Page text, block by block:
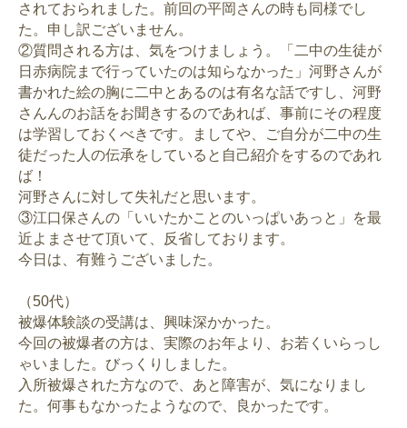
されておられました。前回の平岡さんの時も同様でし
た。申し訳ございません。
②質問される方は、気をつけましょう。「二中の生徒が
日赤病院まで行っていたのは知らなかった」河野さんが
書かれた絵の胸に二中とあるのは有名な話ですし、河野
さんんのお話をお聞きするのであれば、事前にその程度
は学習しておくべきです。ましてや、ご自分が二中の生
徒だった人の伝承をしていると自己紹介をするのであれ
ば！
河野さんに対して失礼だと思います。
③江口保さんの「いいたかことのいっぱいあっと」を最
近よまさせて頂いて、反省しております。
今日は、有難うございました。
（50代）
被爆体験談の受講は、興味深かかった。
今回の被爆者の方は、実際のお年より、お若くいらっし
ゃいました。びっくりしました。
入所被爆された方なので、あと障害が、気になりまし
た。何事もなかったようなので、良かったです。